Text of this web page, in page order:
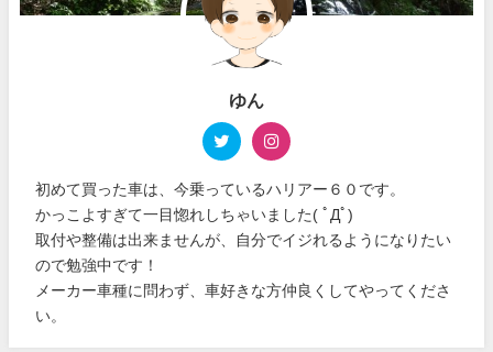
ゆん
初めて買った車は、今乗っているハリアー６０です。
かっこよすぎて一目惚れしちゃいました( ﾟДﾟ)
取付や整備は出来ませんが、自分でイジれるようになりたい
ので勉強中です！
メーカー車種に問わず、車好きな方仲良くしてやってくださ
い。